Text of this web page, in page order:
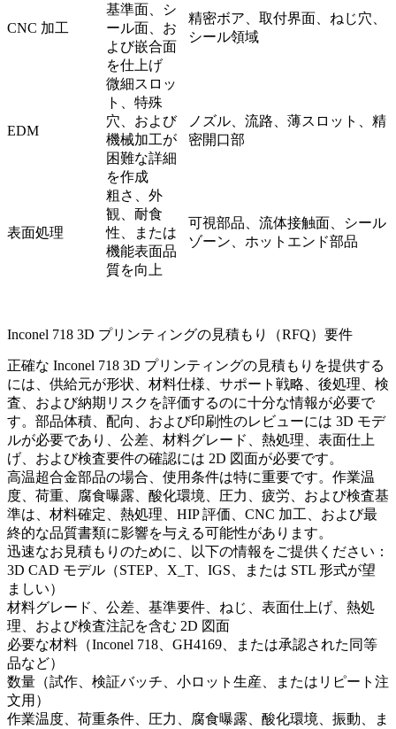
CNC 加工
基準面、シ
ール面、お
よび嵌合面
を仕上げ
精密ボア、取付界面、ねじ穴、
シール領域
EDM
微細スロッ
ト、特殊
穴、および
機械加工が
困難な詳細
を作成
ノズル、流路、薄スロット、精
密開口部
表面処理
粗さ、外
観、耐食
性、または
機能表面品
質を向上
可視部品、流体接触面、シール
ゾーン、ホットエンド部品
Inconel 718 3D プリンティングの見積もり（RFQ）要件
正確な Inconel 718 3D プリンティングの見積もりを提供する
には、供給元が形状、材料仕様、サポート戦略、後処理、検
査、および納期リスクを評価するのに十分な情報が必要で
す。部品体積、配向、および印刷性のレビューには 3D モデ
ルが必要であり、公差、材料グレード、熱処理、表面仕上
げ、および検査要件の確認には 2D 図面が必要です。
高温超合金部品の場合、使用条件は特に重要です。作業温
度、荷重、腐食曝露、酸化環境、圧力、疲労、および検査基
準は、材料確定、熱処理、HIP 評価、CNC 加工、および最
終的な品質書類に影響を与える可能性があります。
迅速なお見積もりのために、以下の情報をご提供ください：
3D CAD モデル（STEP、X_T、IGS、または STL 形式が望
ましい）
材料グレード、公差、基準要件、ねじ、表面仕上げ、熱処
理、および検査注記を含む 2D 図面
必要な材料（Inconel 718、GH4169、または承認された同等
品など）
数量（試作、検証バッチ、小ロット生産、またはリピート注
文用）
作業温度、荷重条件、圧力、腐食曝露、酸化環境、振動、ま